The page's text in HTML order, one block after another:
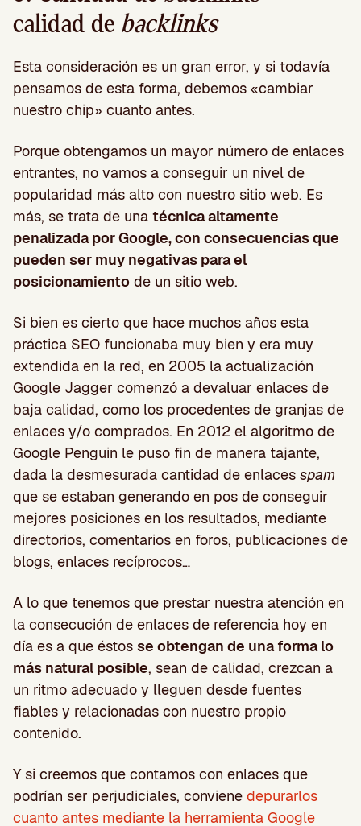
calidad de backlinks
Esta consideración es un gran error, y si todavía
pensamos de esta forma, debemos «cambiar
nuestro chip» cuanto antes.
Porque obtengamos un mayor número de enlaces
entrantes, no vamos a conseguir un nivel de
popularidad más alto con nuestro sitio web. Es
más, se trata de una técnica altamente
penalizada por Google, con consecuencias que
pueden ser muy negativas para el
posicionamiento de un sitio web.
Si bien es cierto que hace muchos años esta
práctica SEO funcionaba muy bien y era muy
extendida en la red, en 2005 la actualización
Google Jagger comenzó a devaluar enlaces de
baja calidad, como los procedentes de granjas de
enlaces y/o comprados. En 2012 el algoritmo de
Google Penguin le puso fin de manera tajante,
dada la desmesurada cantidad de enlaces spam
que se estaban generando en pos de conseguir
mejores posiciones en los resultados, mediante
directorios, comentarios en foros, publicaciones de
blogs, enlaces recíprocos…
A lo que tenemos que prestar nuestra atención en
la consecución de enlaces de referencia hoy en
día es a que éstos se obtengan de una forma lo
más natural posible, sean de calidad, crezcan a
un ritmo adecuado y lleguen desde fuentes
fiables y relacionadas con nuestro propio
contenido.
Y si creemos que contamos con enlaces que
podrían ser perjudiciales, conviene depurarlos
cuanto antes mediante la herramienta Google